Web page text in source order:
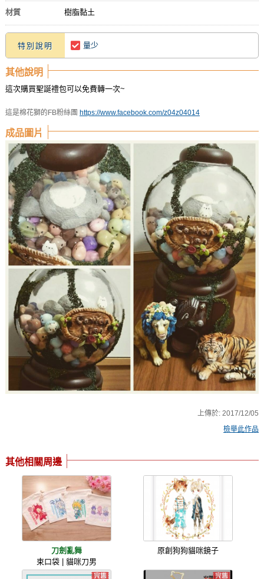
材質 樹脂黏土
特別說明 量少
其他說明
這次購買聖誕禮包可以免費轉一次~
這是棉花獅的FB粉絲團 https://www.facebook.com/z04z04014
成品圖片
上傳於:2017/12/05
檢舉此作品
其他相關周邊
刀劍亂舞
束口袋 | 貓咪刀男
原創狗狗貓咪鏡子